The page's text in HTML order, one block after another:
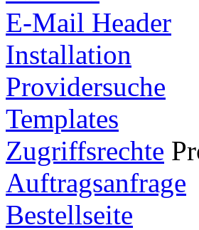
E-Mail Header
Installation
Providersuche
Templates
Zugriffsrechte
Auftragsanfrage
Bestellseite